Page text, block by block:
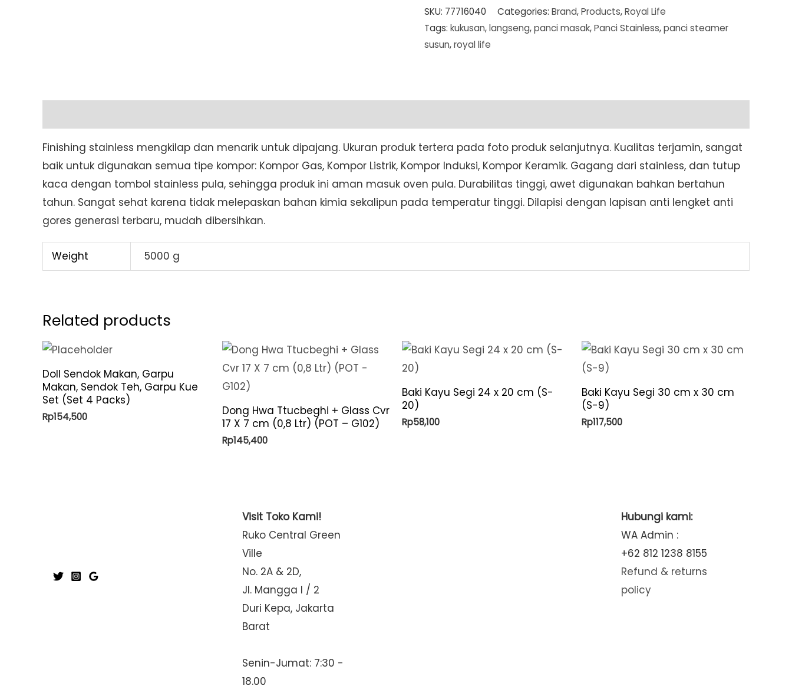
Stainless
Steamer
Set
x
quantity
SKU: 77716040 Categories: Brand,Products,Royal Life
Tags: kukusan,langseng,panci masak,Panci Stainless,panci steamer
susun,royal life
Finishing stainless mengkilap dan menarik untuk dipajang. Ukuran produk tertera pada foto produk selanjutnya. Kualitas terjamin, sangat
baik untuk digunakan semua tipe kompor: Kompor Gas, Kompor Listrik, Kompor Induksi, Kompor Keramik. Gagang dari stainless, dan tutup
kaca dengan tombol stainless pula, sehingga produk ini aman masuk oven pula. Durabilitas tinggi, awet digunakan bahkan bertahun
tahun. Sangat sehat karena tidak melepaskan bahan kimia sekalipun pada temperatur tinggi. Dilapisi dengan lapisan anti lengket anti
gores generasi terbaru, mudah dibersihkan.
Weight 5000 g
Related products
Doll Sendok Makan, Garpu
Makan, Sendok Teh, Garpu Kue
Set (Set 4 Packs)
Rp154,500
Dong Hwa Ttucbeghi + Glass Cvr
17 X 7 cm (0,8 Ltr) (POT – G102)
Rp145,400
Baki Kayu Segi 24 x 20 cm (S-
20)
Rp58,100
Baki Kayu Segi 30 cm x 30 cm
(S-9)
Rp117,500
Visit Toko Kami!
Ruko Central Green
Ville
No. 2A & 2D,
Jl. Mangga I / 2
Duri Kepa, Jakarta
Barat
Senin-Jumat: 7:30 -
18.00
Hubungi kami:
WA Admin :
+62 812 1238 8155
Refund & returns
policy